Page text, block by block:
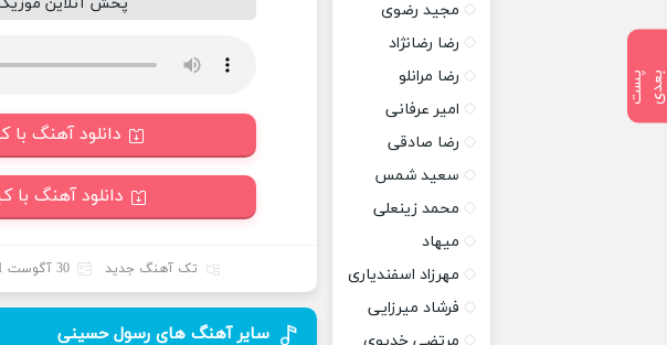
پ
س
ت
ب
ع
د ی
دانلود آهنگ با
دانلود آهنگ با
تک آهنگ جدید 30 آگوست 2021
سایر آهنگ های رسول حسینی
مجید رضوی
رضا رضانژاد
رضا مرانلو
امیر عرفانی
رضا صادقی
سعید شمس
محمد زینعلی
میهاد
مهرزاد اسفندیاری
فرشاد میرزایی